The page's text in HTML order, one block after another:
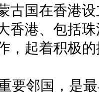
古国在香港
香港、包括
，起着积极
要邻国，是